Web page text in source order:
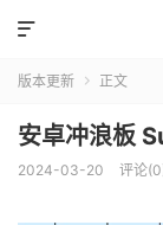

版本更新  正文
安卓冲浪板
2024-03-20 评论